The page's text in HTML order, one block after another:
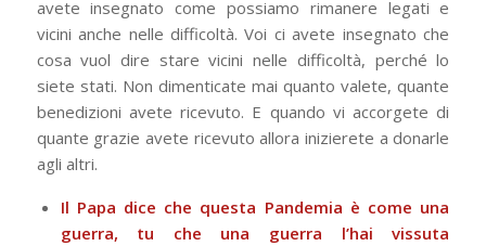
avete insegnato come possiamo rimanere legati e
vicini anche nelle difficoltà. Voi ci avete insegnato che
cosa vuol dire stare vicini nelle difficoltà, perché lo
siete stati. Non dimenticate mai quanto valete, quante
benedizioni avete ricevuto. E quando vi accorgete di
quante grazie avete ricevuto allora inizierete a donarle
agli altri.
Il Papa dice che questa Pandemia è come una
guerra, tu che una guerra l’hai vissuta